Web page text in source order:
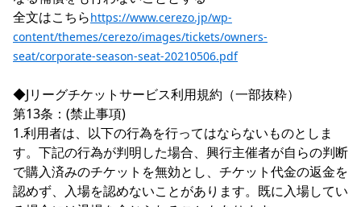
全文はこちらhttps://www.cerezo.jp/wp-
content/themes/cerezo/images/tickets/owners-
seat/corporate-season-seat-20210506.pdf
◆Jリーグチケットサービス利用規約（一部抜粋）
第13条：(禁止事項)
1.利用者は、以下の行為を行ってはならないものとしま
す。下記の行為が判明した場合、興行主催者が自らの判断
で購入済みのチケットを無効とし、チケット代金の返金を
認めず、入場を認めないことがあります。既に入場してい